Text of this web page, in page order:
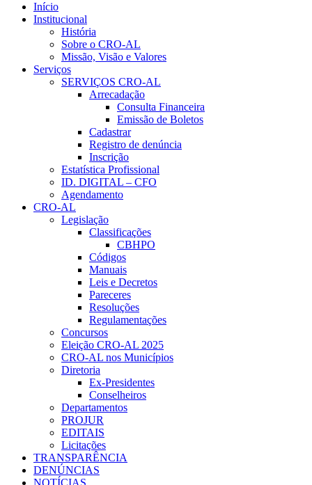
Início
Institucional
História
Sobre o CRO-AL
Missão, Visão e Valores
Serviços
SERVIÇOS CRO-AL
Arrecadação
Consulta Financeira
Emissão de Boletos
Cadastrar
Registro de denúncia
Inscrição
Estatística Profissional
ID. DIGITAL – CFO
Agendamento
CRO-AL
Legislação
Classificações
CBHPO
Códigos
Manuais
Leis e Decretos
Pareceres
Resoluções
Regulamentações
Concursos
Eleição CRO-AL 2025
CRO-AL nos Municípios
Diretoria
Ex-Presidentes
Conselheiros
Departamentos
PROJUR
EDITAIS
Licitações
TRANSPARÊNCIA
DENÚNCIAS
NOTÍCIAS